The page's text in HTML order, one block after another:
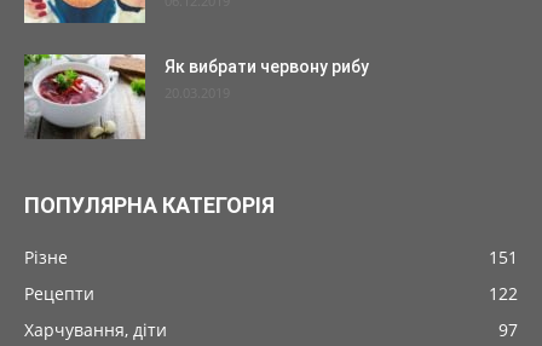
Як вибрати червону рибу
ПОПУЛЯРНА КАТЕГОРІЯ
Різне
151
Рецепти
122
Харчування, діти
97